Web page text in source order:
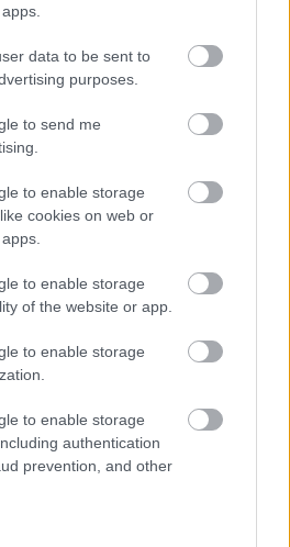
data to be sent to
purposes.
to send me
to enable storage
cookies on web or
to enable storage
of the website or app.
to enable storage
to enable storage
authentication
prevention, and other
is beszáll a
RTL az eredeti Éden Hotel
lépned!